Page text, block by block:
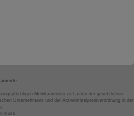
Medikamenten zu Lasten der gesetzlichen
Unternehmens und der Arzneimittelpreisverordnung in der
muss.